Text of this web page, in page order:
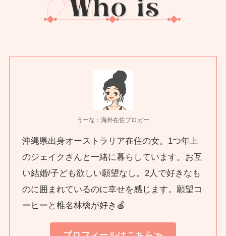
うーな：海外在住ブロガー
沖縄県出身オーストラリア在住の女。1つ年上
のジェイクさんと一緒に暮らしています。お互
い結婚/子ども欲しい願望なし。2人で好きなも
のに囲まれているのに幸せを感じます。願望コ
ーヒーと椎名林檎が好き🍎